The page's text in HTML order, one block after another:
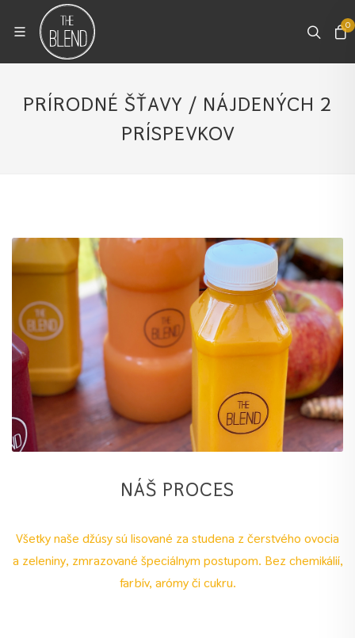
0
PRÍRODNÉ ŠŤAVY / NÁJDENÝCH 2
PRÍSPEVKOV
NÁŠ PROCES
Všetky naše džúsy sú lisované za studena z čerstvého ovocia
a zeleniny, zmrazované špeciálnym postupom. Bez chemikálií,
farbív, arómy či cukru.